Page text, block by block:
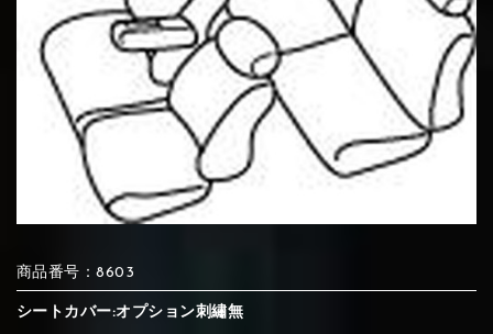
⑩White ⑪Black ⑫Ivory
⑬Light gray
⑦Blue ⑧Orange
⑩White
⑦Blue ⑨Pink
⑩White ⑪Black
④Beige ⑤Ivory
⑦Wine-red ⑧Yellow ⑨Orange
⑩Brown ⑪Blue
④Beige ⑤Ivory
⑦Wine-red ⑧Yellow
商品番号：8603
シートカバー:オプション刺繡無